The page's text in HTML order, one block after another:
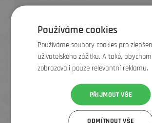
Zlín
UŽITEČNÉ INFO
Používáme cookies
Používáme soubory cookies pro
uživatelského zážitku. A také, abychom
zobrazovali pouze relevantní reklamu.
PŘIJMOUT VŠE
ODMÍTNOUT VŠE